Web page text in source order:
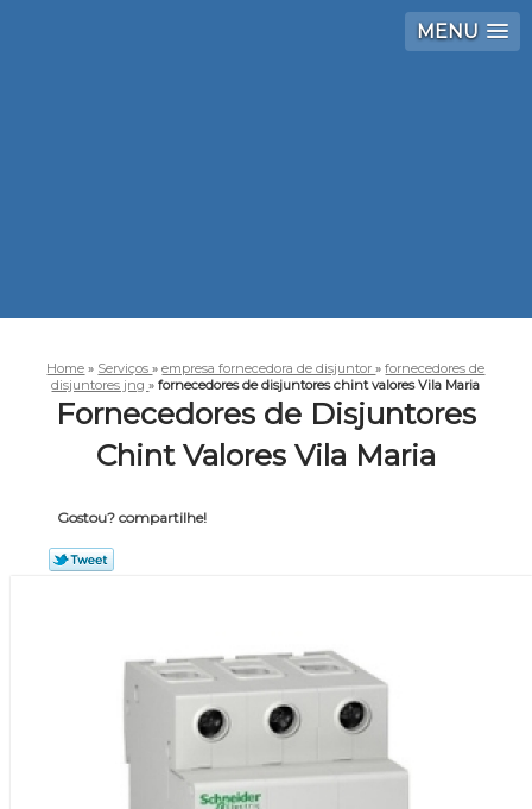
MENU
Home » Serviços»empresa fornecedora de disjuntor»fornecedores de
disjuntores jng»fornecedores de disjuntores chint valores Vila Maria
Fornecedores de Disjuntores
Chint Valores Vila Maria
Gostou? compartilhe!